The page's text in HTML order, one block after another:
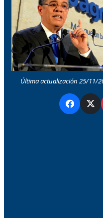
Última actualización 25/11/